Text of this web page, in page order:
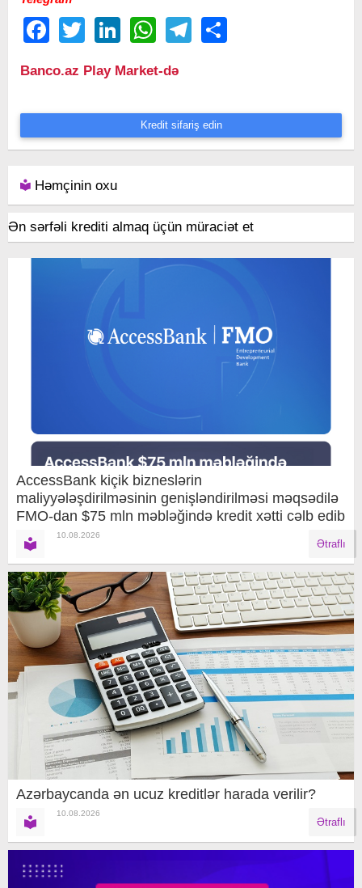
FacebookTwitter LinkedIn WhatsAppTelegram
Banco.az Play Market-də
Kredit sifariş edin
Həmçinin oxu
Ən sərfəli krediti almaq üçün müraciət et
AccessBank kiçik bizneslərin
maliyyələşdirilməsinin genişləndirilməsi məqsədilə
FMO-dan $75 mln məbləğində kredit xətti cəlb edib
10.08.2026
Ətraflı
Azərbaycanda ən ucuz kreditlər harada verilir?
10.08.2026
Ətraflı